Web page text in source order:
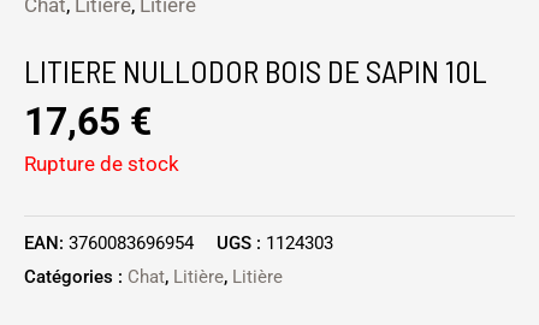
LITIERE NULLODOR BOIS DE SAPIN 10L
17,65 €
Rupture de stock
EAN: 3760083696954 UGS : 1124303
Catégories : Chat, Litière, Litière